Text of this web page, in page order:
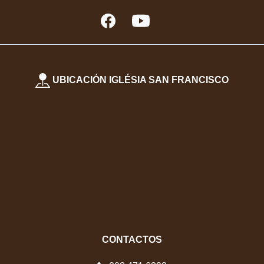
UBICACIÓN IGLÉSIA SAN FRANCISCO
CONTACTOS